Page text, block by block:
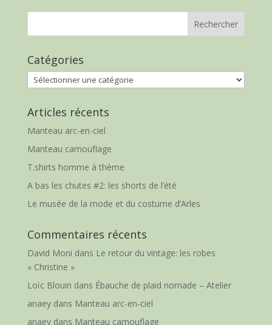
Catégories
Catégories
Articles récents
Manteau arc-en-ciel
Manteau camouflage
T.shirts homme à thème
A bas les chutes #2: les shorts de l’été
Le musée de la mode et du costume d’Arles
Commentaires récents
David Moni dans Le retour du vintage: les robes
« Christine »
Loïc Blouin dans Ébauche de plaid nomade – Atelier
anaeydans Manteau arc-en-ciel
anaeydans Manteau camouflage